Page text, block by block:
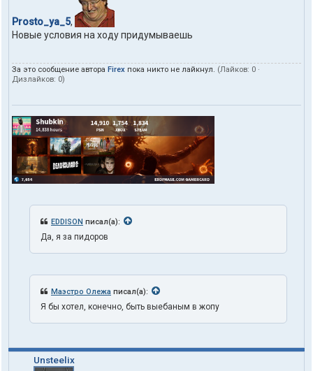
Prosto_ya_5,
Новые условия на ходу придумываешь
За это сообщение автора Firex пока никто не лайкнул. (Лайков: 0 ·
Дизлайков: 0)
EDDISON писал(а):
Да, я за пидоров
Маэстро Олежа писал(а):
Я бы хотел, конечно, быть выебаным в жопу
Unsteelix